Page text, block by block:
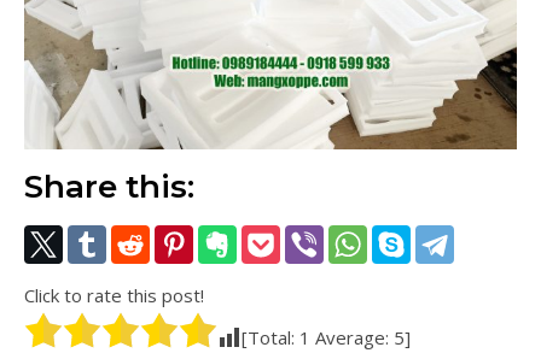
Share this:
Click to rate this post!
[Total: 1 Average: 5]